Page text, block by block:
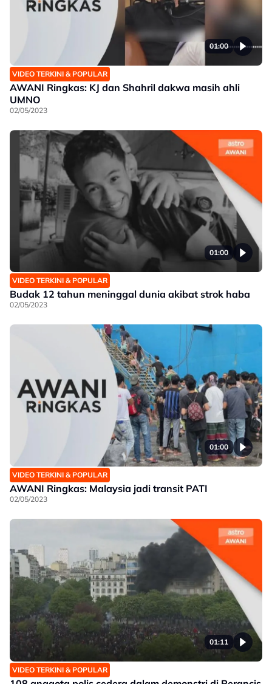
01:00
VIDEO TERKINI & POPULAR
AWANI Ringkas: KJ dan Shahril dakwa masih ahli
UMNO
02/05/2023
01:00
VIDEO TERKINI & POPULAR
Budak 12 tahun meninggal dunia akibat strok haba
02/05/2023
01:00
VIDEO TERKINI & POPULAR
AWANI Ringkas: Malaysia jadi transit PATI
02/05/2023
01:11
VIDEO TERKINI & POPULAR